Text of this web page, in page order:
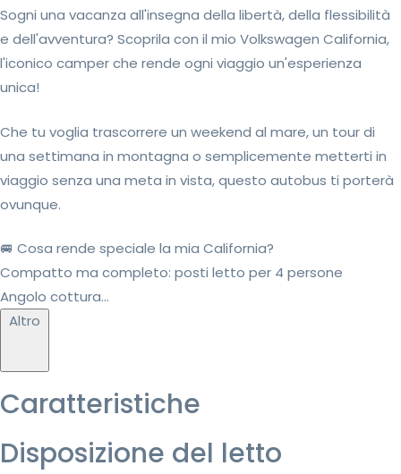
Sogni una vacanza all'insegna della libertà, della flessibilità
e dell'avventura? Scoprila con il mio Volkswagen California,
l'iconico camper che rende ogni viaggio un'esperienza
unica!
Che tu voglia trascorrere un weekend al mare, un tour di
una settimana in montagna o semplicemente metterti in
viaggio senza una meta in vista, questo autobus ti porterà
ovunque.
🚐 Cosa rende speciale la mia California?
Compatto ma completo: posti letto per 4 persone
Angolo cottura...
Altro
Caratteristiche
Disposizione del letto